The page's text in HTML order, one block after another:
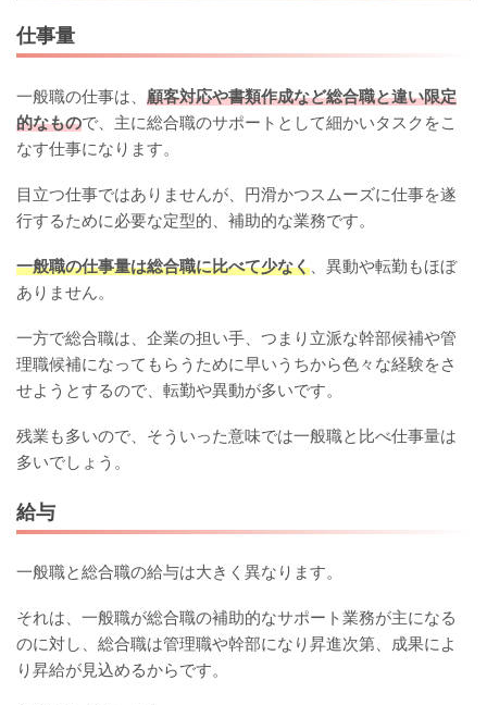
仕事量
一般職の仕事は、 顧客対応や書類作成など総合職と違い限定
的なもので、主に総合職のサポートとして細かいタスクをこ
なす仕事になります。
目立つ仕事ではありませんが、円滑かつスムーズに仕事を遂
行するために必要な定型的、補助的な業務です。
一般職の仕事量は総合職に比べて少なく 、異動や転勤もほぼ
ありません。
一方で総合職は、企業の担い手、つまり立派な幹部候補や管
理職候補になってもらうために早いうちから色々な経験をさ
せようとするので、転勤や異動が多いです。
残業も多いので、そういった意味では一般職と比べ仕事量は
多いでしょう。
給与
一般職と総合職の給与は大きく異なります。
それは、一般職が総合職の補助的なサポート業務が主になる
のに対し、総合職は管理職や幹部になり昇進次第、成果によ
り昇給が見込めるからです。